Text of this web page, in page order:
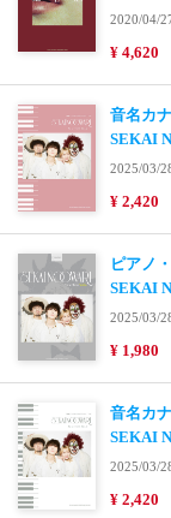
2020/04/
¥ 4,620
音名カ
SEKAI
2025/03/
¥ 2,420
ピアノ
SEKAI
2025/03/
¥ 1,980
音名カ
SEKAI
2025/03/
¥ 2,420